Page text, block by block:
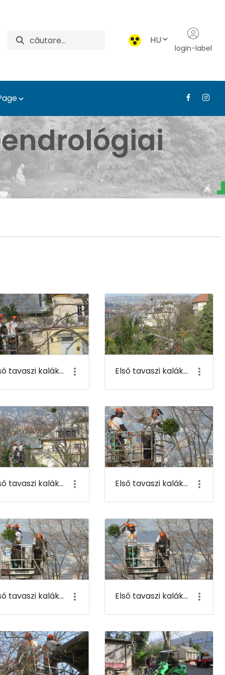
HU
login-label
- Tájépítészeti,
Első tavaszi kaláka 003 Első tavaszi kaláka 004
Első tavaszi kaláka 007 Első tavaszi kaláka 008
Első tavaszi kaláka 011 Első tavaszi kaláka 012